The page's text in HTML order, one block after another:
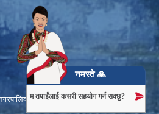
नगर कार्यपालिकाको कार्यालय
नमस्ते 🙏
म तपाईंलाई कसरी सहयोग गर्न सक्छु?